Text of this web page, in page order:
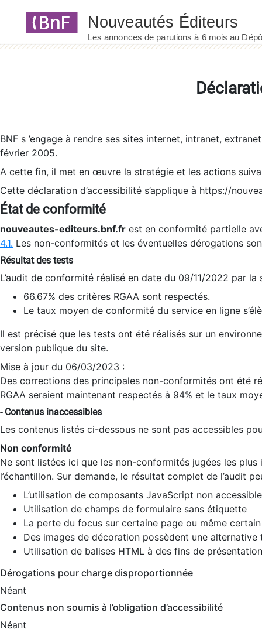
BNF s ’engage à rendre ses sites internet, intranet,
février 2005.
A cette fin, il met en œuvre la stratégie et les actions
Cette déclaration d’accessibilité s’applique à https://
État de conformité
nouveautes-editeurs.bnf.fr est en conformité partielle
4.1. Les non-conformités et les éventuelles dérogations
Résultat des tests
L’audit de conformité réalisé en date du 09/11/2022 par
66.67% des critères RGAA sont respectés.
Le taux moyen de conformité du service en ligne
Il est précisé que les tests ont été réalisés sur un
version publique du site.
Mise à jour du 06/03/2023 :
Des corrections des principales non-conformités ont été
RGAA seraient maintenant respectés à 94% et le taux
- Contenus inaccessibles
Les contenus listés ci-dessous ne sont pas accessibles
Non conformité
Ne sont listées ici que les non-conformités jugées les
l’échantillon. Sur demande, le résultat complet de l’audit
L’utilisation de composants JavaScript non
Utilisation de champs de formulaire sans étiquette
La perte du focus sur certaine page ou même
Des images de décoration possèdent une alternative
Utilisation de balises HTML à des fins de
Dérogations pour charge disproportionnée
Néant
Contenus non soumis à l’obligation d’accessibilité
Néant